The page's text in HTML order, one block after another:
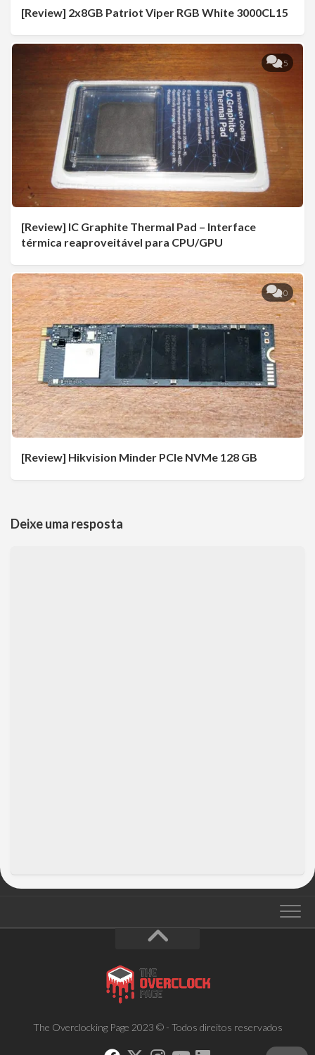
[Review] 2x8GB Patriot Viper RGB White 3000CL15
5
[Review] IC Graphite Thermal Pad – Interface
térmica reaproveitável para CPU/GPU
0
[Review] Hikvision Minder PCIe NVMe 128 GB
Deixe uma resposta
The Overclocking Page 2023 © - Todos direitos reservados